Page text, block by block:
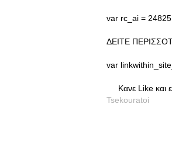
var rc_ai =
ΔΕΙΤΕ
var
Κανε Like και
Tsekouratoi